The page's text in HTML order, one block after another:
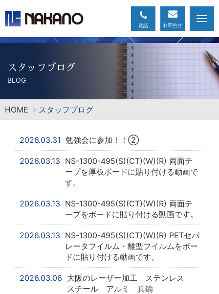
スタッフブログ
BLOG
HOME スタッフブログ
2026.03.31 勉強会に参加！！②
2026.03.13 NS-1300-495(S)(CT)(W)(R) 両面テ
ープを厚板ボードに貼り付ける動画で
す。
2026.03.13 NS-1300-495(S)(CT)(W)(R) 両面テ
ープをボードに貼り付ける動画です。
2026.03.13 NS-1300-495(S)(CT)(W)(R) PETセパ
レータフイルム・離型フイルムをボー
ドに貼り付ける動画です。
2026.03.06 大阪のレーザー加工 ステンレス
スチール アルミ 真鍮